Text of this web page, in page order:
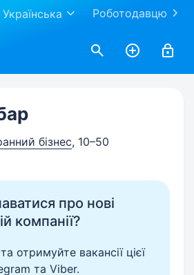
Роботодавцю
Українська
бізнес, 10–50
про нові
компанії?
отримуйте вакансії цієї
та Viber.